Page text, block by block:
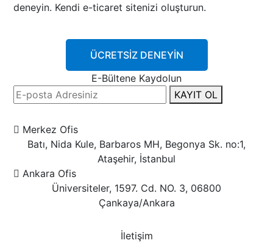
deneyin. Kendi e-ticaret sitenizi oluşturun.
ÜCRETSİZ DENEYİN
E-Bültene Kaydolun
KAYIT OL
Merkez Ofis
Batı, Nida Kule, Barbaros MH, Begonya Sk. no:1,
Ataşehir, İstanbul
Ankara Ofis
Üniversiteler, 1597. Cd. NO. 3, 06800
Çankaya/Ankara
İletişim